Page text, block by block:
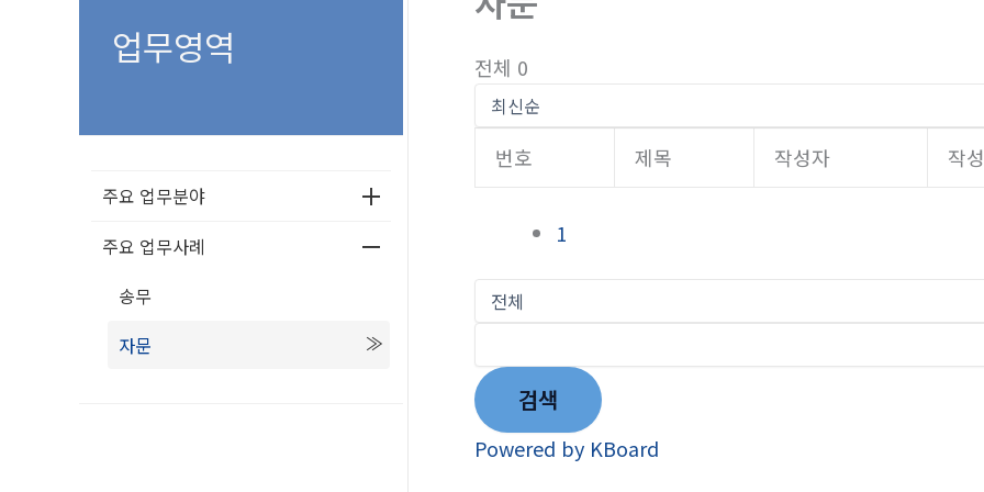
업무영역
주요 업무분야
주요 업무사례
송무
자문
전체 0
번호 제목 작성자 작
1
검색
Powered by KBoard